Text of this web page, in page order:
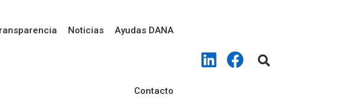
Noticias Ayudas DANA
Contacto